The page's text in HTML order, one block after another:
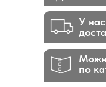
по
У